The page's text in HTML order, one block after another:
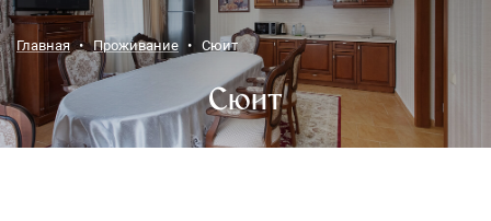
Главная Проживание Сюит
Сюит